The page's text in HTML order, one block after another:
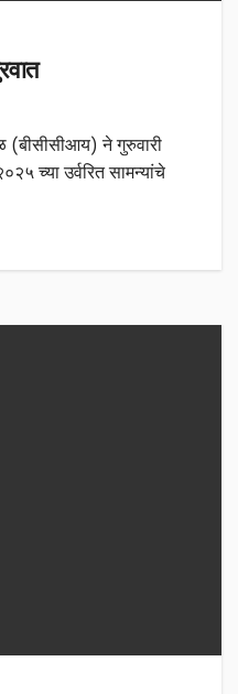
(बीसीसीआय) ने गुरुवारी
च्या उर्वरित सामन्यांचे